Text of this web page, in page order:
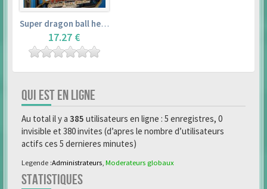
Super dragon ball heroes : official 4 pocket binder set
17.27 €
QUI EST EN LIGNE
Au total il y a 385 utilisateurs en ligne : 5 enregistres, 0
invisible et 380 invites (d’apres le nombre d’utilisateurs
actifs ces 5 dernieres minutes)
Legende :Administrateurs Moderateurs globaux
STATISTIQUES